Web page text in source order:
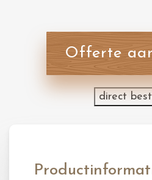
Offerte
direct